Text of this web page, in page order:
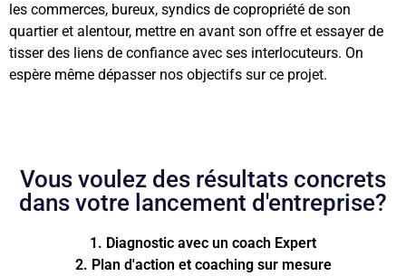
les commerces, bureux, syndics de copropriété de son
quartier et alentour, mettre en avant son offre et essayer de
tisser des liens de confiance avec ses interlocuteurs. On
espère même dépasser nos objectifs sur ce projet.
Vous voulez des résultats concrets
dans votre lancement d'entreprise?
1. Diagnostic avec un coach Expert
2. Plan d'action et coaching sur mesure